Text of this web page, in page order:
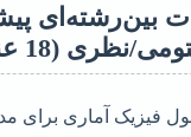
بین‌رشته‌ای
نظری (18 عنوان)
فیزیک آماری برای